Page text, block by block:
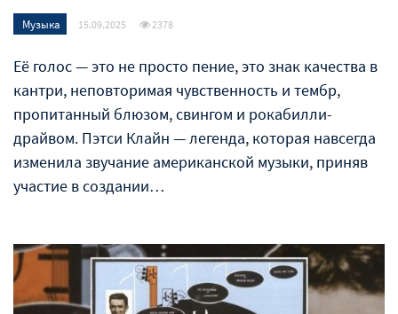
Музыка 15.09.2025 2378
Её голос — это не просто пение, это знак качества в
кантри, неповторимая чувственность и тембр,
пропитанный блюзом, свингом и рокабилли-
драйвом. Пэтси Клайн — легенда, которая навсегда
изменила звучание американской музыки, приняв
участие в создании…